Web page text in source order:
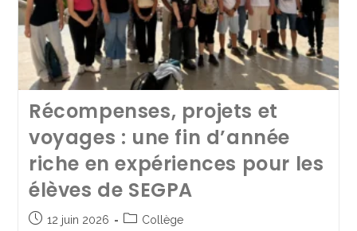
Récompenses, projets et
voyages : une fin d’année
riche en expériences pour les
élèves de SEGPA
12 juin 2026 Collège
Cérémonies des
engagements 2025 à Saint
Jo’
30 juin 2025 Collège / LGT / Lycée Pro
Continuer La Lecture